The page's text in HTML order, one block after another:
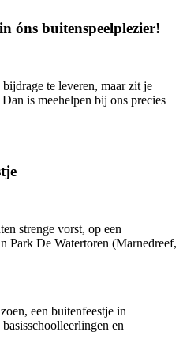
óns buitenspeelplezier!
te leveren, maar zit je
is meehelpen bij ons precies
strenge vorst, op een
Park De Watertoren (Marnedreef,
een buitenfeestje in
en